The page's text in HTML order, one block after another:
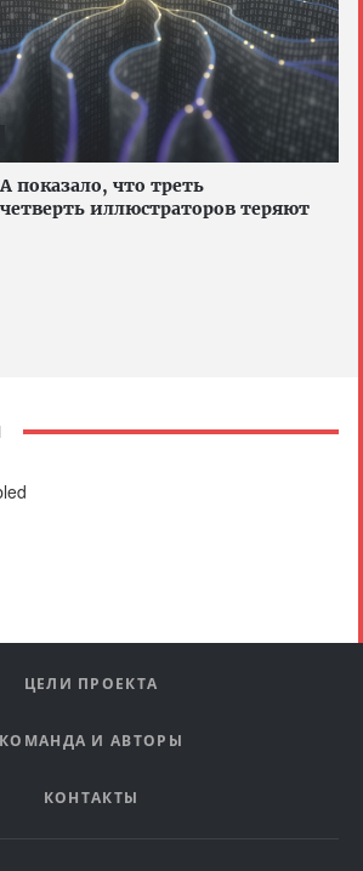
показало, что треть
иллюстраторов теряют
ЦЕЛИ ПРОЕКТА
КОМАНДА И АВТОРЫ
КОНТАКТЫ